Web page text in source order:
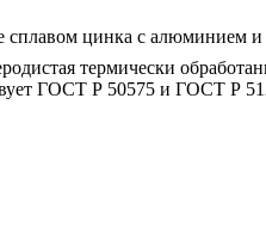
сплавом цинка с алюминием
термически
ГОСТ Р 50575 и ГОСТ Р